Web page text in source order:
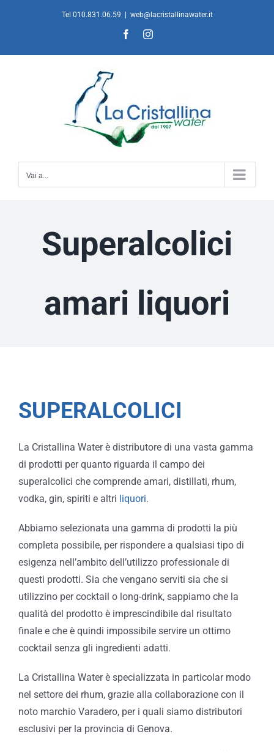
Tel 010.831.06.59 web@lacristallinawater.it
FacebookInstagram
Vai a...
Superalcolici
amari liquori
SUPERALCOLICI
La Cristallina Water è distributore di una vasta gamma
di prodotti per quanto riguarda il campo dei
superalcolici che comprende amari, distillati, rhum,
vodka, gin, spiriti e altri liquori.
Abbiamo selezionata una gamma di prodotti la più
completa possibile, per rispondere a qualsiasi tipo di
esigenza nell’ambito dell’utilizzo professionale di
questi prodotti. Sia che vengano serviti sia che si
utilizzino per cocktail o long-drink, sappiamo che la
qualità del prodotto è imprescindibile dal risultato
finale e che è quindi impossibile servire un ottimo
cocktail senza gli ingredienti adatti.
La Cristallina Water è specializzata in particolar modo
nel settore dei rhum, grazie alla collaborazione con il
noto marchio Varadero, per i quali siamo distributori
esclusivi per la provincia di Genova.